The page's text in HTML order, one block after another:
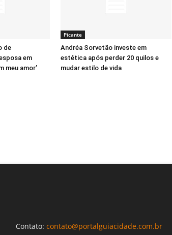
de
em
meu amor’
Picante
Andréa Sorvetão investe em
estética após perder 20 quilos e
mudar estilo de vida
Contato: contato@portalguiacidade.com.br